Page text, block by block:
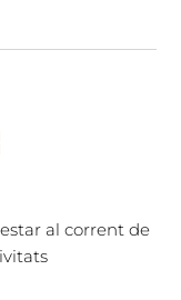
estar al corrent de